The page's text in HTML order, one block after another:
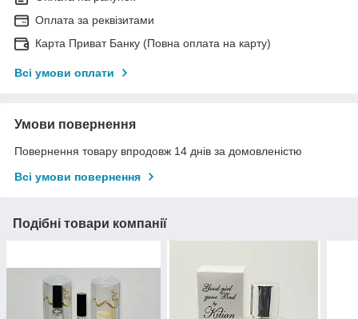
Оплата за реквізитами
Карта Приват Банку (Повна оплата на карту)
Всі умови оплати
Умови повернення
Повернення товару впродовж 14 днів за домовленістю
Всі умови повернення
Подібні товари компанії